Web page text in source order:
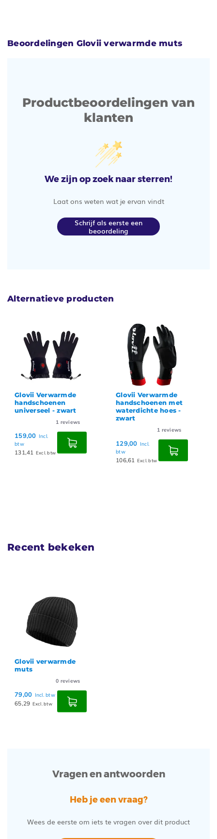
Beoordelingen Glovii verwarmde muts
Productbeoordelingen van
klanten
We zijn op zoek naar sterren!
Laat ons weten wat je ervan vindt
Schrijf als eerste een
beoordeling
Alternatieve producten
Glovii Verwarmde
handschoenen
universeel - zwart
1 reviews
159,00 Incl.
btw
131,41 Excl. btw
Glovii Verwarmde
handschoenen met
waterdichte hoes -
zwart
1 reviews
129,00 Incl.
btw
106,61 Excl. btw
Recent bekeken
Glovii verwarmde
muts
0 reviews
79,00 Incl. btw
65,29 Excl. btw
Vragen en antwoorden
Heb je een vraag?
Wees de eerste om iets te vragen over dit product